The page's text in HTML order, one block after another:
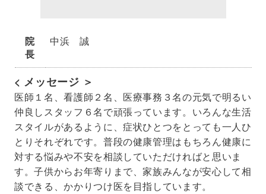
院
長
中浜 誠
< メッセージ ＞
医師１名、看護師２名、医療事務３名の元気で明るい
仲良しスタッフ６名で頑張っています。いろんな生活
スタイルがあるように、症状ひとつをとっても一人ひ
とりそれぞれです。普段の健康管理はもちろん健康に
対する悩みや不安を相談していただければと思いま
す。子供からお年寄りまで、家族みんなが安心して相
談できる、かかりつけ医を目指しています。